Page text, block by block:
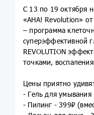
С 13 по 19 октября
«AHA! Revolution» от
– программа
суперэффективной
REVOLUTION
точками,
Цены приятно
- Гель для
- Пилинг - 399₽